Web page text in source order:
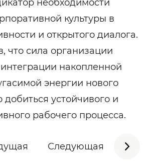
необходимости
культуры в
и открытого диалога.
что сила организации
накопленной
энергии нового
устойчивого и
рабочего процесса.
Следующая